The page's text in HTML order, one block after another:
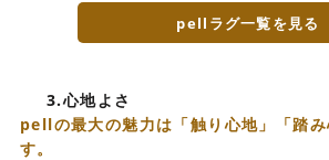
pellラグ一覧を見る
3.心地よさ
pellの最大の魅力は「触り心地」「踏
す。